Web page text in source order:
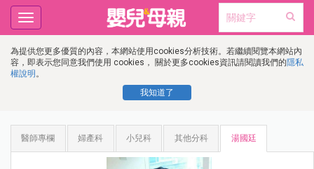
為提供您更多優質的內容，本網站使用cookies分析技術。若繼續閱覽本網站內
容，即表示您同意我們使用 cookies， 關於更多cookies資訊請閱讀我們的隱私
權說明 。
我知道了
Toggle
navigation
醫師專欄 婦產科 小兒科 其他分科 湯國廷